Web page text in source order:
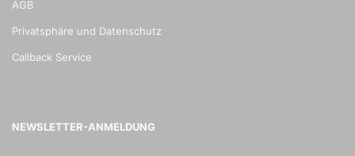
AGB
Privatsphäre und Datenschutz
Callback Service
NEWSLETTER-ANMELDUNG